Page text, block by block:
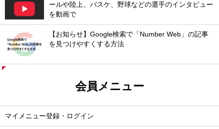
ールや陸上、バスケ、野球などの選手のインタビュー
を動画で
【お知らせ】Google検索で「Number Web」の記事
を見つけやすくする方法
会員メニュー
マイメニュー登録・ログイン